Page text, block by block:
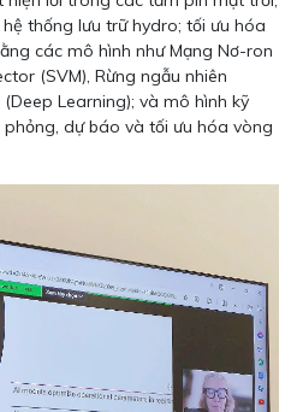
thống lưu trữ hydro; tối ưu hóa
các mô hình như Mạng Nơ-ron
(SVM), Rừng ngẫu nhiên
Learning); và mô hình kỹ
dự báo và tối ưu hóa vòng